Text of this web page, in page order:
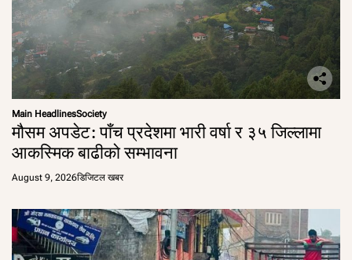
Main HeadlinesSociety
मौसम अपडेट: पाँच प्रदेशमा भारी वर्षा र ३५ जिल्लामा
आकस्मिक बाढीको सम्भावना
August 9, 2026डिजिटल खबर